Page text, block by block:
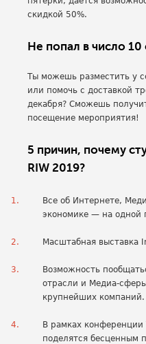
скидкой 50%.
Не попал в число 10
Ты можешь разместить у
или помочь с доставкой
декабря? Сможешь
посещение мероприятия!
5 причин, почему
RIW 2019?
Все об Интернете,
экономике — на одной
Масштабная выставка
Возможность
отрасли и Медиа-
крупнейших компаний.
В рамках
поделятся бесценным